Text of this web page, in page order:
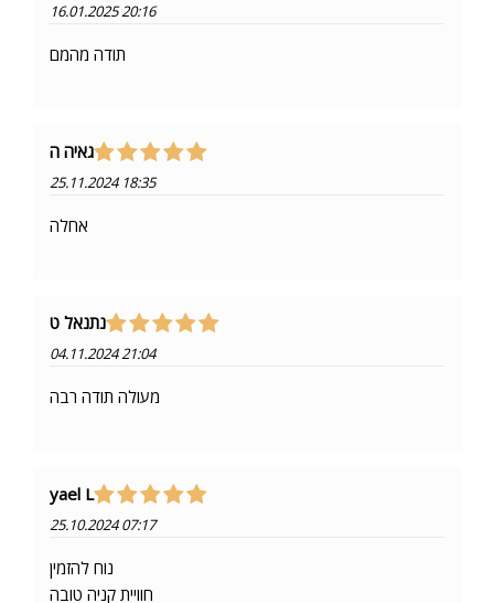
16.01.2025 20:16
תודה מהמם
גאיה ה
25.11.2024 18:35
אחלה
נתנאל ט
04.11.2024 21:04
מעולה תודה רבה
yael L
25.10.2024 07:17
נוח להזמין
חוויית קניה טובה